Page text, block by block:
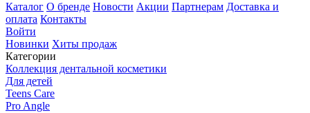
Каталог О бренде Новости Акции Партнерам Доставка и
оплата Контакты
Войти
Новинки Хиты продаж
Категории
Коллекция дентальной косметики
Для детей
Teens Care
Pro Angle